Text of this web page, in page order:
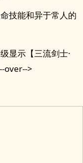
技能和异于常人的
显示【三流剑士·
over-->